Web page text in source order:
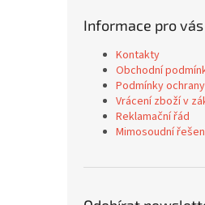
Informace pro vás
Kontakty
Obchodní
Podmínky
Vrácení zboží v
Reklamační řád
Mimosoudní